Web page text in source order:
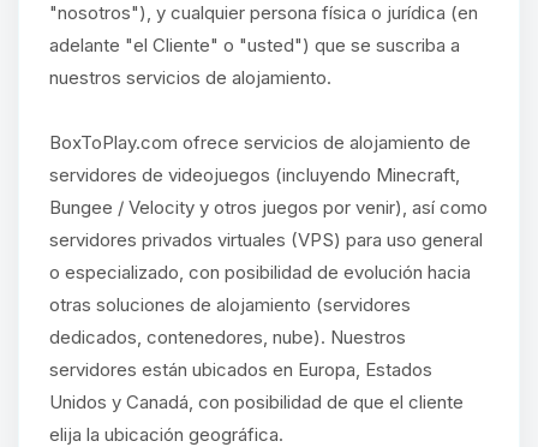
"nosotros"), y cualquier persona física o jurídica (en
adelante "el Cliente" o "usted") que se suscriba a
nuestros servicios de alojamiento.
BoxToPlay.com ofrece servicios de alojamiento de
servidores de videojuegos (incluyendo Minecraft,
Bungee / Velocity y otros juegos por venir), así como
servidores privados virtuales (VPS) para uso general
o especializado, con posibilidad de evolución hacia
otras soluciones de alojamiento (servidores
dedicados, contenedores, nube). Nuestros
servidores están ubicados en Europa, Estados
Unidos y Canadá, con posibilidad de que el cliente
elija la ubicación geográfica.